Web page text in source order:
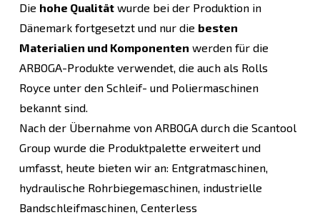
Die hohe Qualitätwurde bei der Produktion in
Dänemark fortgesetzt und nur die besten
Materialien und Komponenten werden für die
ARBOGA-Produkte verwendet, die auch als Rolls
Royce unter den Schleif- und Poliermaschinen
bekannt sind.
Nach der Übernahme von ARBOGA durch die Scantool
Group wurde die Produktpalette erweitert und
umfasst, heute bieten wir an: Entgratmaschinen,
hydraulische Rohrbiegemaschinen, industrielle
Bandschleifmaschinen, Centerless